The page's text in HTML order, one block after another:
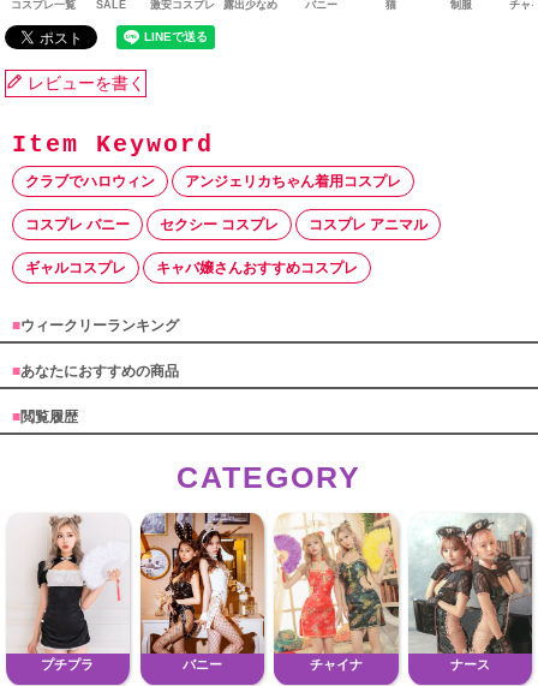
コスプレ一覧 SALE 激安コスプレ 露出少なめ バニー 猫 制服 チャ
レビューを書く
クラブでハロウィン アンジェリカちゃん着用コスプレ
コスプレ バニー セクシー コスプレ コスプレ アニマル
ギャルコスプレ キャバ嬢さんおすすめコスプレ
■ウィークリーランキング
■あなたにおすすめの商品
■閲覧履歴
CATEGORY
プチプラ バニー チャイナ ナース